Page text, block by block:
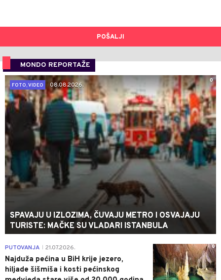
POŠALJI
MONDO REPORTAŽE
0
FOTO, VIDEO
08.08.2026.
SPAVAJU U IZLOZIMA, ČUVAJU METRO I OSVAJAJU
TURISTE: MAČKE SU VLADARI ISTANBULA
0
PUTOVANJA 21.07.2026.
Najduža pećina u BiH krije jezero,
hiljade šišmiša i kosti pećinskog